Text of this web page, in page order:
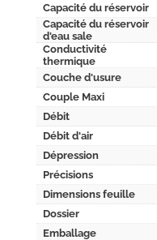
Capacité du réservoir
Capacité du réservoir
d'eau sale
Conductivité
thermique
Couche d'usure
Couple Maxi
Débit
Débit d'air
Dépression
Précisions
Dimensions feuille
Dossier
Emballage